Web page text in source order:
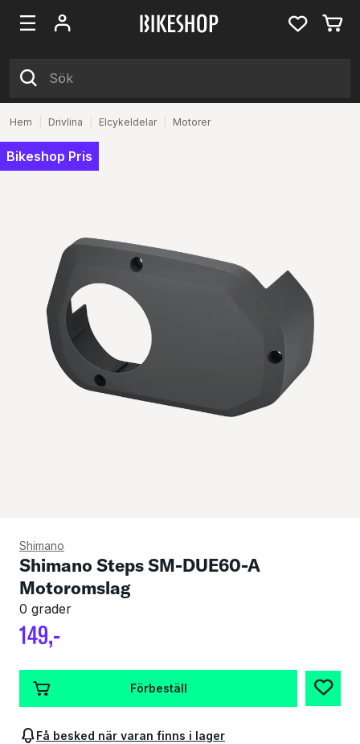
Hem Drivlina Elcykeldelar Motorer
Shimano
Shimano Steps SM-DUE60-A
Motoromslag
0 grader
149,-
Bikeshop Pris
Förbeställ
Få besked när varan finns i lager